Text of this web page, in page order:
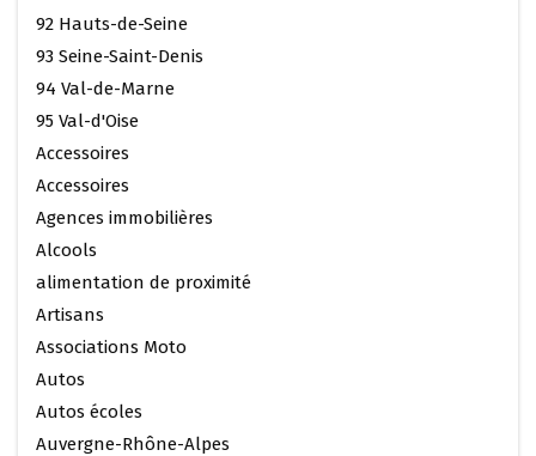
92 Hauts-de-Seine
93 Seine-Saint-Denis
94 Val-de-Marne
95 Val-d'Oise
Accessoires
Accessoires
Agences immobilières
Alcools
alimentation de proximité
Artisans
Associations Moto
Autos
Autos écoles
Auvergne-Rhône-Alpes